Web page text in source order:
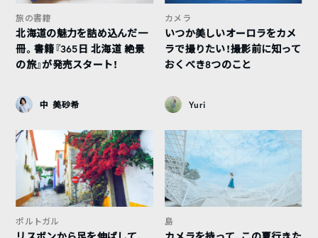
旅の書籍
北海道の魅力を詰め込んだ一
冊。書籍『365日 北海道 絶景
の旅』が発売スタート！
中 美砂希
カメラ
いつか美しいオーロラをカメ
ラで撮りたい！撮影前に知って
おくべき8つのこと
Yuri
ポルトガル 島